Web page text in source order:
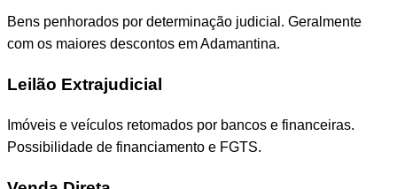
Bens penhorados por determinação judicial. Geralmente
com os maiores descontos em Adamantina.
Leilão Extrajudicial
Imóveis e veículos retomados por bancos e financeiras.
Possibilidade de financiamento e FGTS.